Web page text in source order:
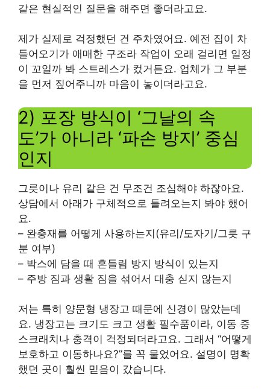
같은 현실적인 질문을 해주면 좋더라고요.
제가 실제로 걱정했던 건 주차였어요. 예전 집이 차
들어오기가 애매한 구조라 작업이 오래 걸리면 일정
이 꼬일까 봐 스트레스가 컸거든요. 업체가 그 부분
을 먼저 짚어주니까 마음이 놓이더라고요.
2) 포장 방식이 ‘그날의 속
도’가 아니라 ‘파손 방지’ 중심
인지
그릇이나 유리 같은 건 무조건 조심해야 하잖아요.
상담에서 아래가 구체적으로 들려오는지 봐야 했어
요.
– 완충재를 어떻게 사용하는지(유리/도자기/그릇 구
분 여부)
– 박스에 담을 때 흔들림 방지 방식이 있는지
– 주방 짐과 생활 짐을 섞어서 대충 싣지 않는지
저는 특히 양문형 냉장고 때문에 신경이 많았는데
요. 냉장고는 크기도 크고 생활 필수품이라, 이동 중
스크래치나 충격이 걱정되더라고요. 그래서 “어떻게
보호하고 이동하나요?”를 꼭 물었어요. 설명이 명확
했던 곳이 훨씬 믿음이 갔습니다.